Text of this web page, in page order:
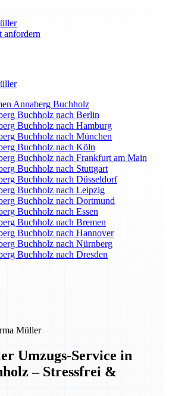
anfordern
Annaberg Buchholz
Buchholz nach Berlin
Buchholz nach Hamburg
Buchholz nach München
Buchholz nach Köln
Buchholz nach Frankfurt am Main
Buchholz nach Stuttgart
Buchholz nach Düsseldorf
Buchholz nach Leipzig
Buchholz nach Dortmund
Buchholz nach Essen
Buchholz nach Bremen
Buchholz nach Hannover
Buchholz nach Nürnberg
Buchholz nach Dresden
Müller
Umzugs-Service in
– Stressfrei &